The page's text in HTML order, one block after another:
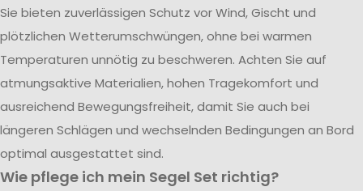
Sie bieten zuverlässigen Schutz vor Wind, Gischt und
plötzlichen Wetterumschwüngen, ohne bei warmen
Temperaturen unnötig zu beschweren. Achten Sie auf
atmungsaktive Materialien, hohen Tragekomfort und
ausreichend Bewegungsfreiheit, damit Sie auch bei
längeren Schlägen und wechselnden Bedingungen an Bord
optimal ausgestattet sind.
Wie pflege ich mein Segel Set richtig?